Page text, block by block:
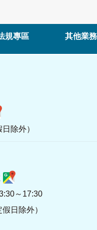
規專區 其他業務
除外）
～17:30
日除外）